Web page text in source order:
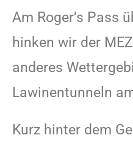
Am Roger’s Pass
hinken wir der
anderes
Lawinentunneln
Kurz hinter dem